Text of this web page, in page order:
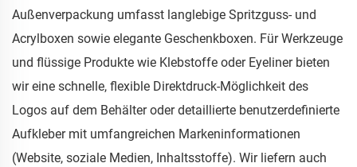
Außenverpackung umfasst langlebige Spritzguss- und
Acrylboxen sowie elegante Geschenkboxen. Für Werkzeuge
und flüssige Produkte wie Klebstoffe oder Eyeliner bieten
wir eine schnelle, flexible Direktdruck-Möglichkeit des
Logos auf dem Behälter oder detaillierte benutzerdefinierte
Aufkleber mit umfangreichen Markeninformationen
(Website, soziale Medien, Inhaltsstoffe). Wir liefern auch